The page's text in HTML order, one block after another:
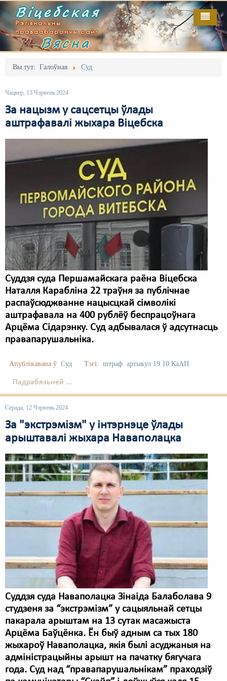
Віцебская
Рэгіянальны
праваабарончы сайт
Вясна
Вы тут: Галоўная Суд
Чацвер, 13 Чэрвень 2024
За нацызм у сацсетцы ўлады
аштрафавалі жыхара Віцебска
Суддзя суда Першамайскага раёна Віцебска
Наталля Карабліна 22 траўня за публічнае
распаўсюджванне нацысцкай сімволікі
аштрафавала на 400 рублёў беспрацоўнага
Арцёма Сідарэнку. Суд адбывалася ў адсутнасць
правапарушальніка.
Апублікавана ў Суд Тэгі: штраф артыкул 19 10 КаАП
Падрабязьней ...
Серада, 12 Чэрвень 2024
За "экстрэмізм" у інтэрнэце ўлады
арыштавалі жыхара Наваполацка
Суддзя суда Наваполацка Зінаіда Балаболава 9
студзеня за “экстрэмізм” у сацыяльнай сетцы
пакарала арыштам на 13 сутак масажыста
Арцёма Баўцёнка. Ён быў адным са тых 180
жыхароў Наваполацка, якія былі асуджаныя на
адміністрацыйны арышт на пачатку бягучага
года. Суд над “правапарушальнікам” праходзіў
Галоўная
Адміністрацыйны перасьлед
Безбар'ернае асяродзьдзе
Выбары
Дзяржава
Дыскрымінацыя
Затрыманьні
Карная псыхіятрыя
КПЧ ААН
Культурныя правы
ЛПП
Мігранты
Мірныя сходы
Праваабаронцы
Пэнітэнцыярная сыстэма
Распальваньне варожасьці
Свабода слова
Свабода сумленьня
Сьмяротнае пакараньне
Правы працоўных
Сацыяльныя правы
Выданьні
Кантакт
Пра нас